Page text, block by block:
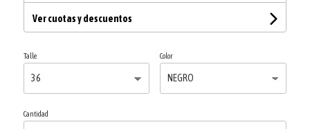
Ver cuotas y descuentos
Talle Color
Cantidad